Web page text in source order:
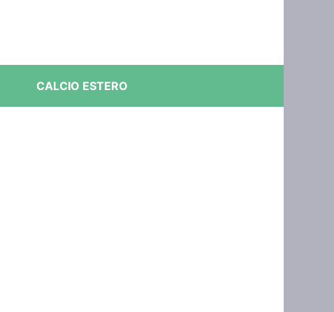
CALCIO ESTERO